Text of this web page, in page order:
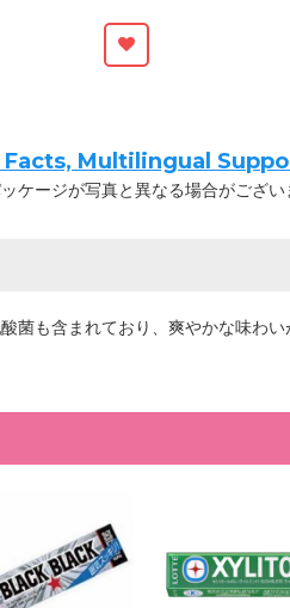
Facts, Multilingual
ケージが写真と異なる場合がござい
菌も含まれており、爽やかな味わ